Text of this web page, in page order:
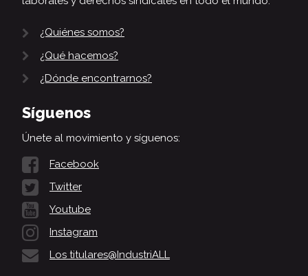
¿Quiénes somos?
¿Qué hacemos?
¿Dónde encontrarnos?
Síguenos
Únete al movimiento y síguenos:
Facebook
Twitter
Youtube
Instagram
Los titulares@IndustriALL